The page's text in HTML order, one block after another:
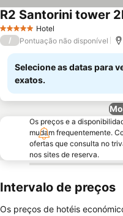
5 Estrelas Hotel
R2 Santorini tower
/ Pontuação não disponível
Selecione as datas para
exatos.
Os preços e a
mudam frequentemente.
ofertas que consulta no
nos sites de reserva.
Intervalo de preços
Os preços de hotéis